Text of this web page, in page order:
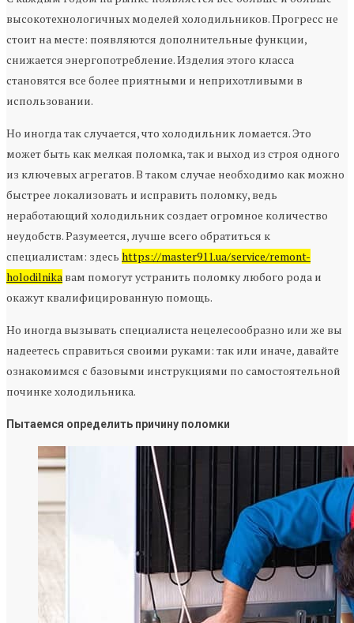
высокотехнологичных моделей холодильников. Прогресс не
стоит на месте: появляются дополнительные функции,
снижается энергопотребление. Изделия этого класса
становятся все более приятными и неприхотливыми в
использовании.
Но иногда так случается, что холодильник ломается. Это
может быть как мелкая поломка, так и выход из строя одного
из ключевых агрегатов. В таком случае необходимо как можно
быстрее локализовать и исправить поломку, ведь
неработающий холодильник создает огромное количество
неудобств. Разумеется, лучше всего обратиться к
специалистам: здесь https://master911.ua/service/remont-
holodilnika вам помогут устранить поломку любого рода и
окажут квалифицированную помощь.
Но иногда вызывать специалиста нецелесообразно или же вы
надеетесь справиться своими руками: так или иначе, давайте
ознакомимся с базовыми инструкциями по самостоятельной
починке холодильника.
Пытаемся определить причину поломки